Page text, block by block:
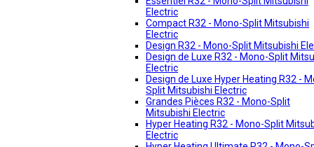
Electric
Compact R32 - Mono-Split Mitsubishi
Electric
Design R32 - Mono-Split Mitsubishi
Design de Luxe R32 - Mono-Split
Electric
Design de Luxe Hyper Heating R32 -
Split Mitsubishi Electric
Grandes Pièces R32 - Mono-Split
Mitsubishi Electric
Hyper Heating R32 - Mono-Split
Electric